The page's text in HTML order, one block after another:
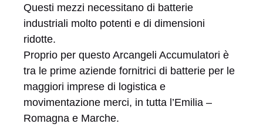
Questi mezzi necessitano di batterie
industriali molto potenti e di dimensioni
ridotte.
Proprio per questo Arcangeli Accumulatori è
tra le prime aziende fornitrici di batterie per le
maggiori imprese di logistica e
movimentazione merci, in tutta l’Emilia –
Romagna e Marche.